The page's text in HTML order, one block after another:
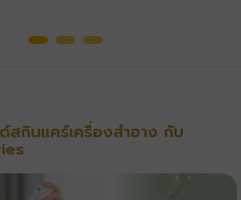
สกินแคร์เครื่องสำอาง กับ